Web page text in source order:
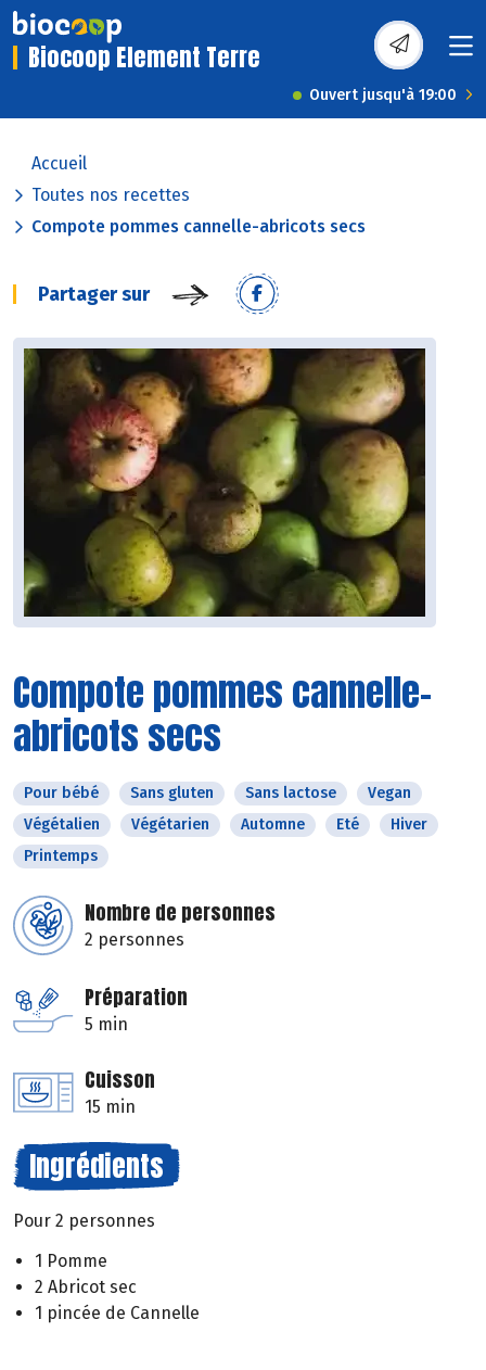
Biocoop Element Terre
Ouvert jusqu'à 19:00
Accueil
Toutes nos recettes
Compote pommes cannelle-abricots secs
Partager sur
Compote pommes cannelle-
abricots secs
Pour bébé Sans gluten Sans lactose
Vegan
Végétalien
Végétarien Automne Eté
Hiver
Printemps
Nombre de personnes
2 personnes
Préparation
5 min
Cuisson
15 min
Ingrédients
Pour 2 personnes
1 Pomme
2 Abricot sec
1 pincée de Cannelle